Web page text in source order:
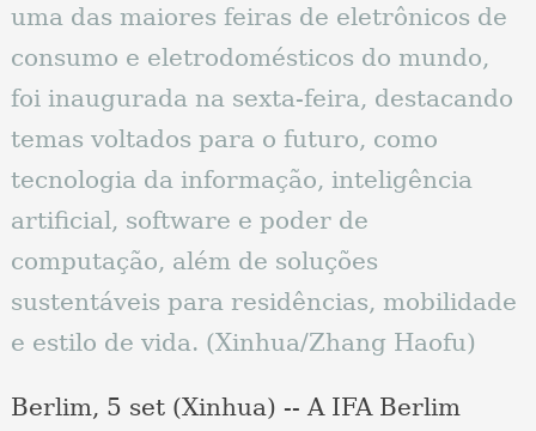
uma das maiores feiras de eletrônicos de
consumo e eletrodomésticos do mundo,
foi inaugurada na sexta-feira, destacando
temas voltados para o futuro, como
tecnologia da informação, inteligência
artificial, software e poder de
computação, além de soluções
sustentáveis ​​para residências, mobilidade
e estilo de vida. (Xinhua/Zhang Haofu)
Berlim, 5 set (Xinhua) -- A IFA Berlim